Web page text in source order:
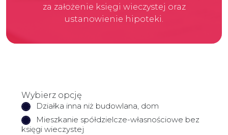
za założenie księgi wieczystej oraz
ustanowienie hipoteki.
Wybierz opcję
Działka inna niż budowlana, dom
Mieszkanie spółdzielcze-własnościowe bez
księgi wieczystej